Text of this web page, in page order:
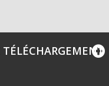
TÉLÉCHARGEMENT